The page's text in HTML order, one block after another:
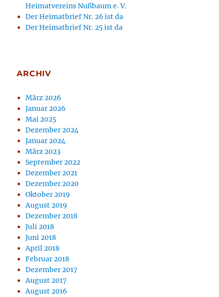
Heimatvereins Nußbaum e. V.
Der Heimatbrief Nr. 26 ist da
Der Heimatbrief Nr. 25 ist da
ARCHIV
März 2026
Januar 2026
Mai 2025
Dezember 2024
Januar 2024
März 2023
September 2022
Dezember 2021
Dezember 2020
Oktober 2019
August 2019
Dezember 2018
Juli 2018
Juni 2018
April 2018
Februar 2018
Dezember 2017
August 2017
August 2016